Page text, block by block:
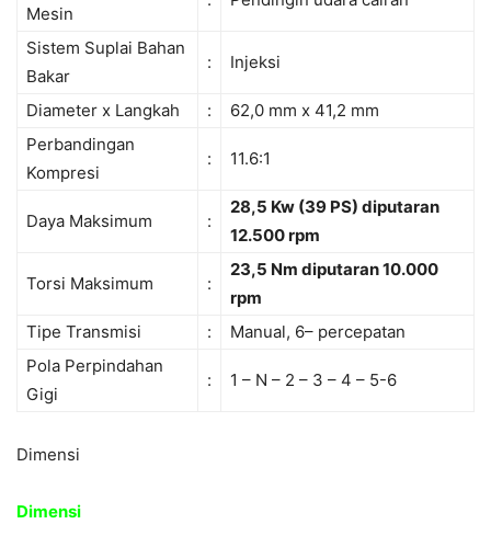
Mesin
Sistem Suplai Bahan
Bakar
: Injeksi
Diameter x Langkah :
62,0 mm x 41,2 mm
Perbandingan
Kompresi
: 11.6:1
Daya Maksimum :
28,5 Kw (39 PS) diputaran
12.500 rpm
Torsi Maksimum :
23,5 Nm diputaran 10.000
rpm
Tipe Transmisi
:
Manual, 6– percepatan
Pola Perpindahan
Gigi
: 1 – N – 2 – 3 – 4 – 5-6
Dimensi
Dimensi